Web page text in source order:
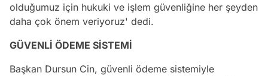
olduğumuz için hukuki ve işlem güvenliğine her şeyden
daha çok önem veriyoruz' dedi.
GÜVENLİ ÖDEME SİSTEMİ
Başkan Dursun Cin, güvenli ödeme sistemiyle